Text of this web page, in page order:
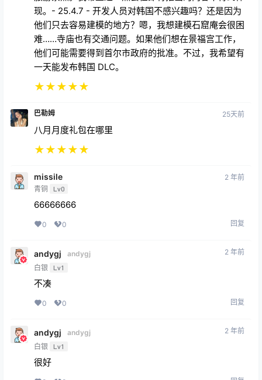
现。- 25.4.7 - 开发人员对韩国不感兴趣吗？还是因为
他们只去容易建模的地方？嗯，我想建模石窟庵会很困
难……寺庙也有交通问题。如果他们想在景福宫工作，
他们可能需要得到首尔市政府的批准。不过，我希望有
一天能发布韩国 DLC。
★★★★★
巴勒姆 25天前
八月月度礼包在哪里
★★★★★
missile
青铜 Lv0
2 年前
66666666
0 0 回复
andygj
andygj
白银
Lv1
2 年前
不凑
0 0 回复
andygj
andygj
白银
Lv1
2 年前
很好